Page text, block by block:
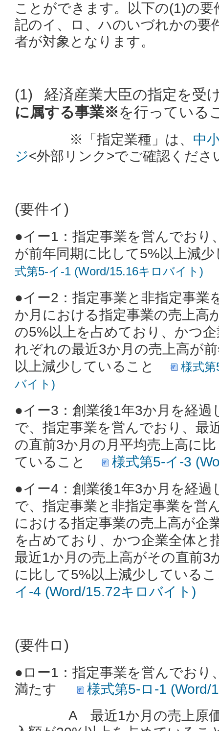
ことができます。以下の(1)の
記のイ、ロ、ハのいづれかの要
者が対象となります。
(1) 経済産業大臣の指定を受
に属する事業※を行っている
※「指定業種」は、 中
ジ<外部リンク>でご確認くださ
(要件イ)
●イー1：指定事業を営んでおり
が前年同期に比して5%以上減
式第5‐イ-1 (Word/15.16キロバイト)
●イー2：指定事業と非指定事業
か月における指定事業の売上高
の5%以上を占めており、かつ
れぞれの最近3か月の売上高が
以上減少していること
様式第
バイト)
●イー3：創業後1年3か月を経過
で、指定事業を営んでおり、最
の直前3か月の月平均売上高に
ていること
様式第5‐イ-3
●イー4：創業後1年3か月を経過
で、指定事業と非指定事業を営
における指定事業の売上高が企
を占めており、かつ企業全体と
最近1か月の売上高がその直前3
に比して5%以上減少している
イ-4 (Word/15.72キロバイト)
(要件ロ)
●ロー1： 指定事業を営んでおり
満たす
様式第5‐ロ-1
A 最近1か月の売上原価